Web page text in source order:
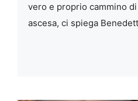
vero e proprio cammino
ascesa, ci spiega